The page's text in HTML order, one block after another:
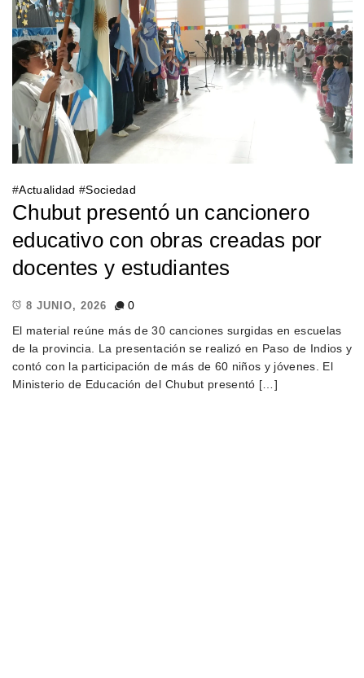
#Actualidad #Sociedad
Chubut presentó un cancionero
educativo con obras creadas por
docentes y estudiantes
8 JUNIO, 2026
0
El material reúne más de 30 canciones surgidas en escuelas
de la provincia. La presentación se realizó en Paso de Indios y
contó con la participación de más de 60 niños y jóvenes. El
Ministerio de Educación del Chubut presentó […]